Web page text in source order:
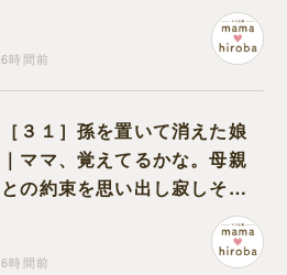
6時間前
［３１］孫を置いて消えた娘
｜ママ、覚えてるかな。母親
との約束を思い出し寂しそう
6時間前